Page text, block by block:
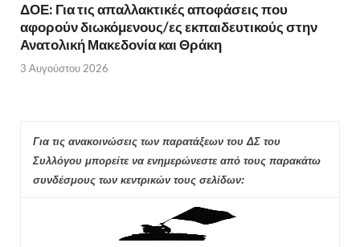
ΔΟΕ: Για τις απαλλακτικές αποφάσεις που
αφορούν διωκόμενους/ες εκπαιδευτικούς στην
Ανατολική Μακεδονία και Θράκη
3 Αυγούστου 2026
Για τις ανακοινώσεις των παρατάξεων του ΔΣ του
Συλλόγου μπορείτε να ενημερώνεστε από τους παρακάτω
συνδέσμους των κεντρικών τους σελίδων: